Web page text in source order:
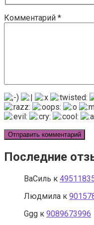
Комментарий *
Последние
ВаСиль к
Людмила к
Ggg к 9089673996